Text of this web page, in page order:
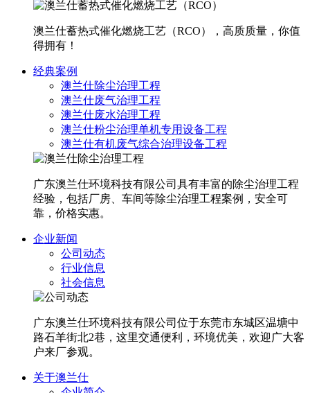
澳兰仕蓄热式催化燃烧工艺（RCO），高质质量，你值
得拥有！
经典案例
澳兰仕除尘治理工程
澳兰仕废气治理工程
澳兰仕废水治理工程
澳兰仕粉尘治理单机专用设备工程
澳兰仕有机废气综合治理设备工程
广东澳兰仕环境科技有限公司具有丰富的除尘治理工程
经验，包括厂房、车间等除尘治理工程案例，安全可
靠，价格实惠。
企业新闻
公司动态
行业信息
社会信息
广东澳兰仕环境科技有限公司位于东莞市东城区温塘中
路石羊街北2巷，这里交通便利，环境优美，欢迎广大客
户来厂参观。
关于澳兰仕